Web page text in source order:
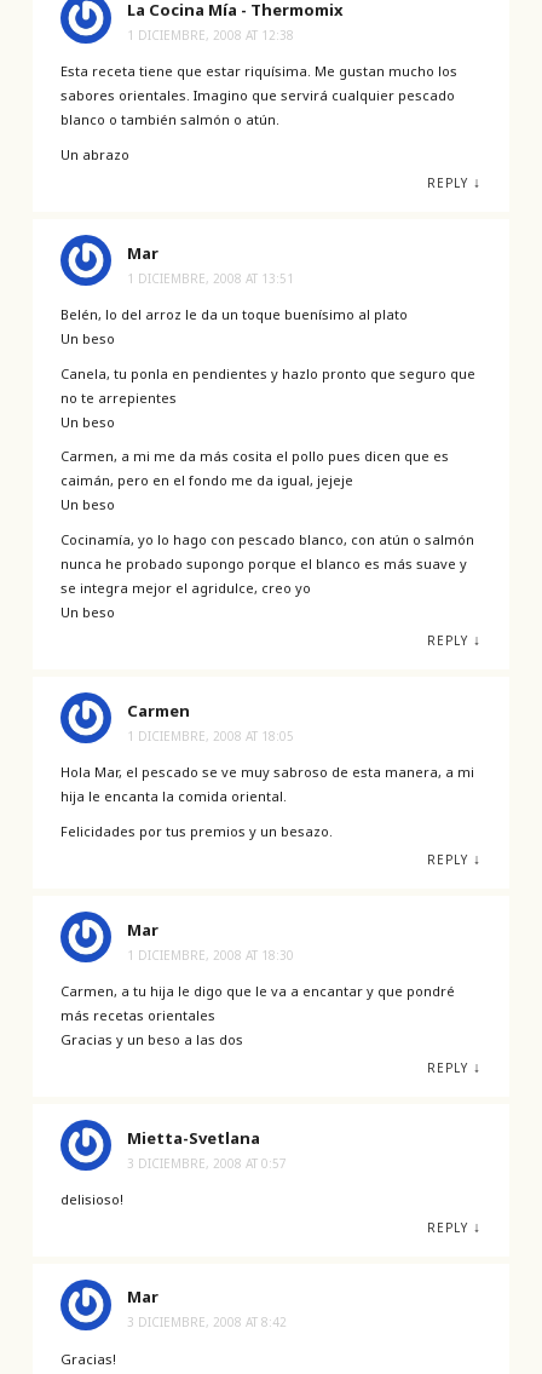
La Cocina Mía - Thermomix
1 DICIEMBRE, 2008 AT 12:38
Esta receta tiene que estar riquísima. Me gustan mucho los
sabores orientales. Imagino que servirá cualquier pescado
blanco o también salmón o atún.
Un abrazo
REPLY ↓
Mar
1 DICIEMBRE, 2008 AT 13:51
Belén, lo del arroz le da un toque buenísimo al plato
Un beso
Canela, tu ponla en pendientes y hazlo pronto que seguro que
no te arrepientes
Un beso
Carmen, a mi me da más cosita el pollo pues dicen que es
caimán, pero en el fondo me da igual, jejeje
Un beso
Cocinamía, yo lo hago con pescado blanco, con atún o salmón
nunca he probado supongo porque el blanco es más suave y
se integra mejor el agridulce, creo yo
Un beso
REPLY ↓
Carmen
1 DICIEMBRE, 2008 AT 18:05
Hola Mar, el pescado se ve muy sabroso de esta manera, a mi
hija le encanta la comida oriental.
Felicidades por tus premios y un besazo.
REPLY ↓
Mar
1 DICIEMBRE, 2008 AT 18:30
Carmen, a tu hija le digo que le va a encantar y que pondré
más recetas orientales
Gracias y un beso a las dos
REPLY ↓
Mietta-Svetlana
3 DICIEMBRE, 2008 AT 0:57
delisioso!
REPLY ↓
Mar
3 DICIEMBRE, 2008 AT 8:42
Gracias!